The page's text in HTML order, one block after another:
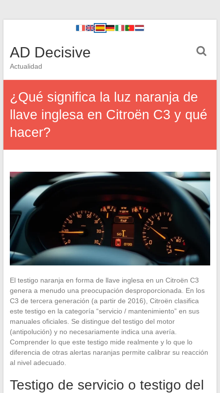
AD Decisive
Actualidad
¿Qué significa la luz naranja de
llave inglesa en Citroën C3 y qué
hacer?
El testigo naranja en forma de llave inglesa en un Citroën C3
genera a menudo una preocupación desproporcionada. En los
C3 de tercera generación (a partir de 2016), Citroën clasifica
este testigo en la categoría “servicio / mantenimiento” en sus
manuales oficiales. Se distingue del testigo del motor
(antipolución) y no necesariamente indica una avería.
Comprender lo que este testigo mide realmente y lo que lo
diferencia de otras alertas naranjas permite calibrar su reacción
al nivel adecuado.
Testigo de servicio o testigo del